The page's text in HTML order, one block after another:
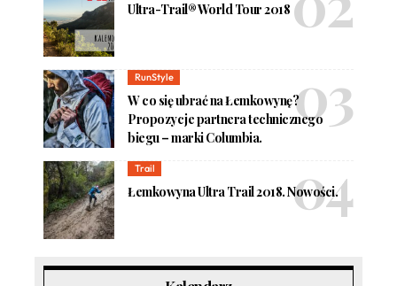
Ultra-Trail® World Tour 2018
RunStyle
W co się ubrać na Łemkowynę?
Propozycje partnera technicznego
biegu – marki Columbia.
Trail
Łemkowyna Ultra Trail 2018. Nowości.